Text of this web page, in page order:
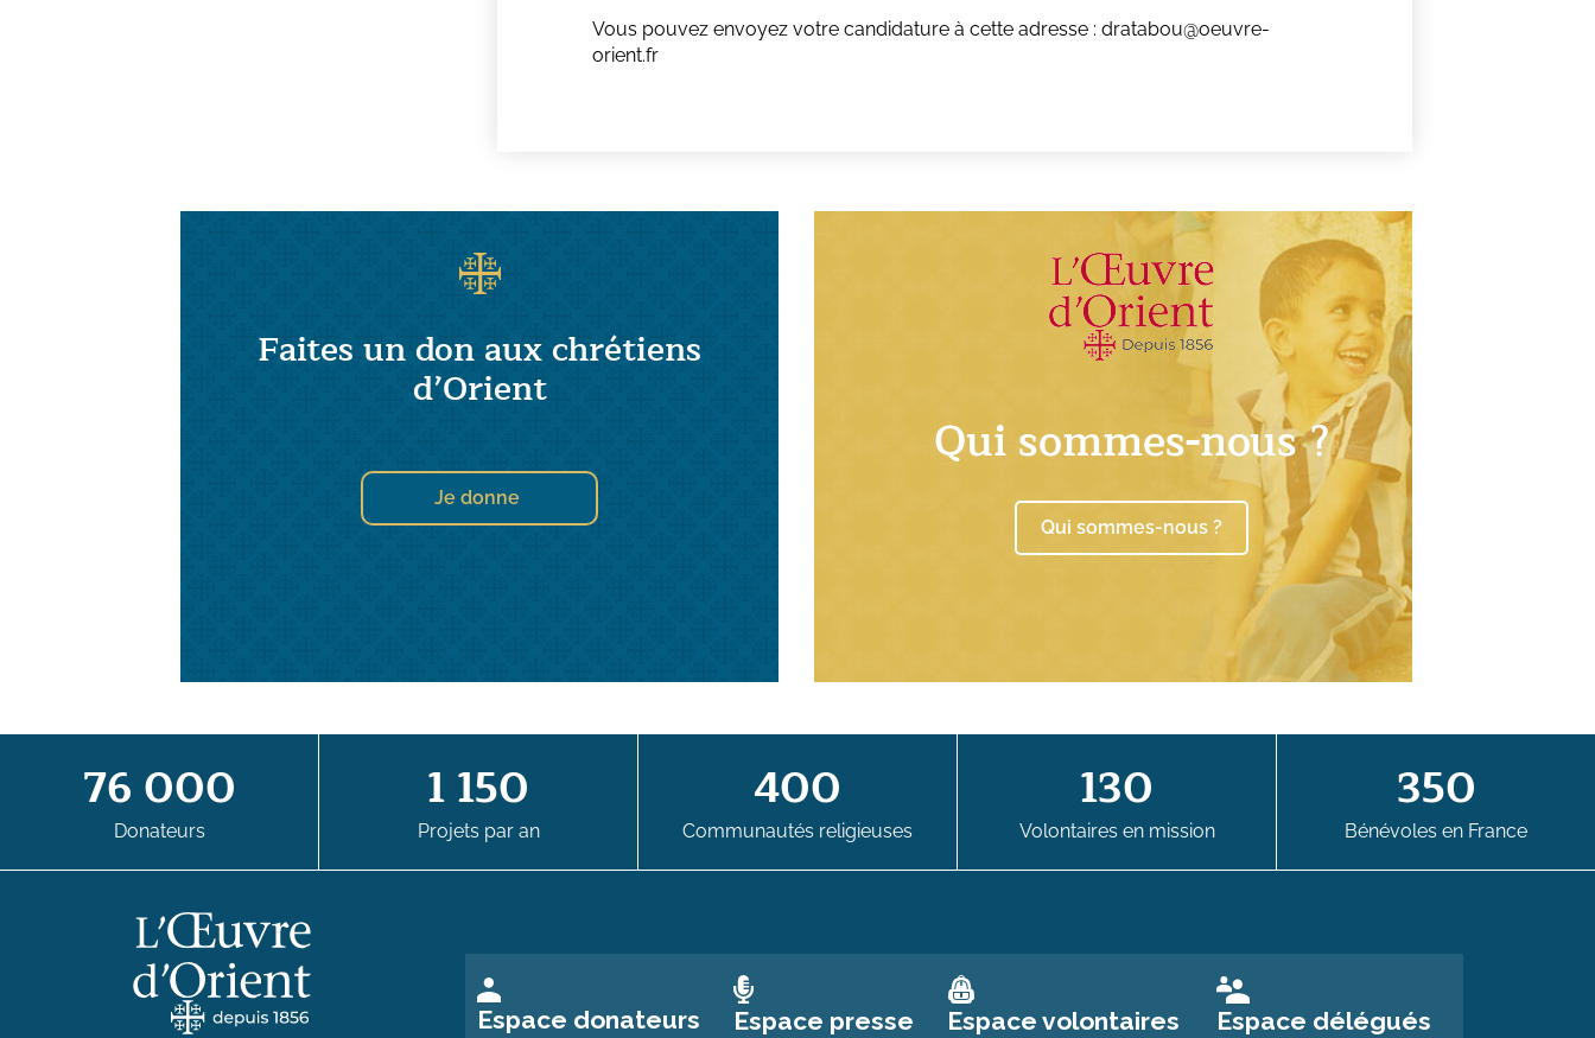
Vous pouvez envoyez votre candidature à cette adresse : dratabou@oeuvre-
orient.fr
Faites un don aux chrétiens
d’Orient
Je donne
Qui sommes-nous ?
Qui sommes-nous ?
76 000
Donateurs
1 150
Projets par an
400
Communautés religieuses
130
Volontaires en mission
350
Bénévoles en France
Espace donateurs Espace presse Espace volontaires Espace délégués